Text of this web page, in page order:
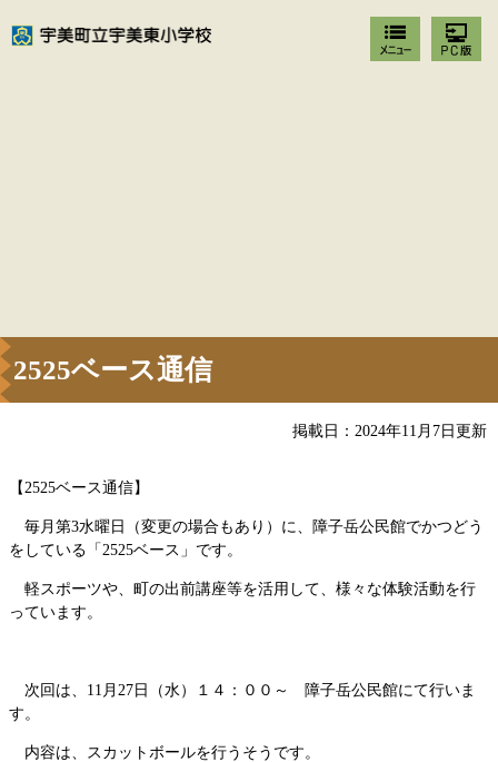
2525ベース通信
掲載日：2024年11月7日更新
【2525ベース通信】
毎月第3水曜日（変更の場合もあり）に、障子岳公民館でかつどう
をしている「2525ベース」です。
軽スポーツや、町の出前講座等を活用して、様々な体験活動を行
っています。
次回は、11月27日（水）１４：００～ 障子岳公民館にて行いま
す。
内容は、スカットボールを行うそうです。